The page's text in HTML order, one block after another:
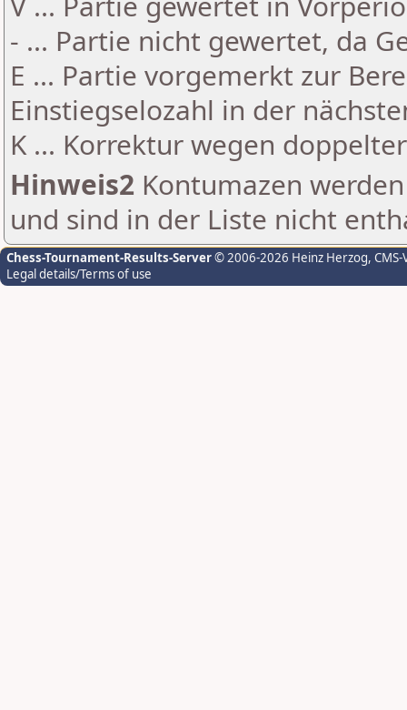
- ... Partie nicht gewertet, da
E ... Partie vorgemerkt zur
Einstiegselozahl in der
K ... Korrektur wegen
Hinweis2 Kontumazen
und sind in der Liste nicht
Chess-Tournament-Results-Server© 2006-2026 Heinz Herzog,
Legal details/Terms of use